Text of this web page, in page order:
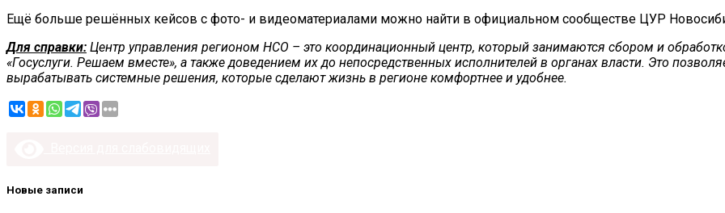
Ещё больше решённых кейсов с фото- и видеоматериалами можно найти в официальном сообществе ЦУР
Для справки: Центр управления регионом НСО – это координационный центр, который занимаются сбором и
«Госуслуги. Решаем вместе», а также доведением их до непосредственных исполнителей в органах власти. Это
вырабатывать системные решения, которые сделают жизнь в регионе комфортнее и удобнее.
Новые записи